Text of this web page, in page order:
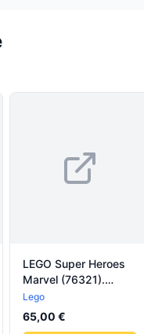
LEGO Super Heroes
Marvel (76321).
Spider-Man contro
Doc Ock: duello sul
treno
Lego
65,00 €